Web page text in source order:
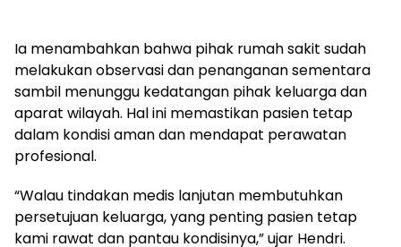
Ia menambahkan bahwa pihak rumah sakit sudah
melakukan observasi dan penanganan sementara
sambil menunggu kedatangan pihak keluarga dan
aparat wilayah. Hal ini memastikan pasien tetap
dalam kondisi aman dan mendapat perawatan
profesional.
“Walau tindakan medis lanjutan membutuhkan
persetujuan keluarga, yang penting pasien tetap
kami rawat dan pantau kondisinya,” ujar Hendri.